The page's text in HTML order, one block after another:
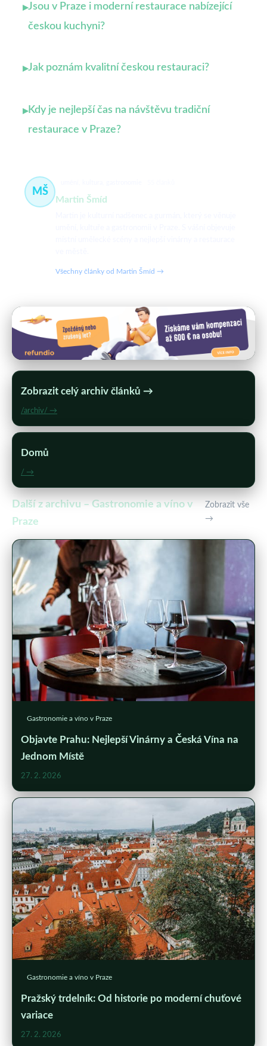
▸Jsou v Praze i moderní restaurace nabízející
českou kuchyni?
▸Jak poznám kvalitní českou restauraci?
▸Kdy je nejlepší čas na návštěvu tradiční
restaurace v Praze?
MŠ
Martin Šmíd
Všechny články od Martin Šmíd →
Zobrazit celý archiv článků →
/archiv/ →
Domů
/ →
Další z archivu – Gastronomie a víno v
Praze
Zobrazit vše
→
Gastronomie a víno v Praze
Objavte Prahu: Nejlepší Vinárny a Česká Vína na
Jednom Místě
27. 2. 2026
Gastronomie a víno v Praze
Pražský trdelník: Od historie po moderní chuťové
variace
27. 2. 2026